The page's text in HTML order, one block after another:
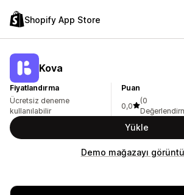
Shopify App Store
Kova
Fiyatlandırma
Ücretsiz deneme
kullanılabilir
Puan
0,0
(0
Yükle
Demo mağazayı